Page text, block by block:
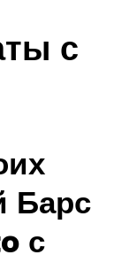
с
Барс
с